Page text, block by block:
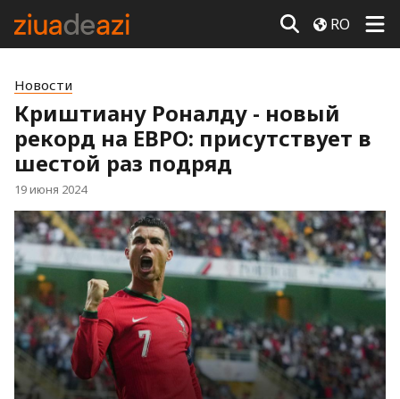
RO
Новости
Криштиану Роналду - новый
рекорд на ЕВРО: присутствует в
шестой раз подряд
19 июня 2024